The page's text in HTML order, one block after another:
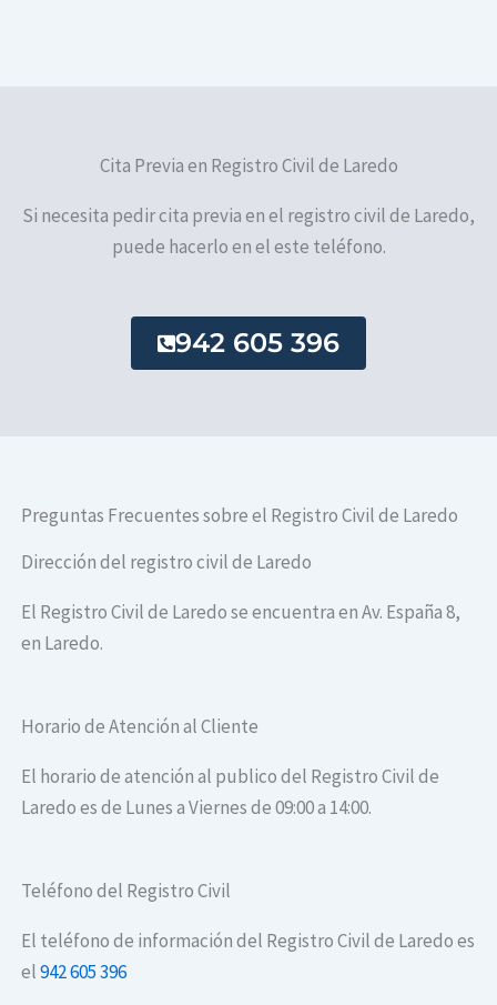
Cita Previa en Registro Civil de Laredo
Si necesita pedir cita previa en el registro civil de Laredo,
puede hacerlo en el este teléfono.
942 605 396
Preguntas Frecuentes sobre el Registro Civil de Laredo
Dirección del registro civil de Laredo
El Registro Civil de Laredo se encuentra en Av. España 8,
en Laredo.
Horario de Atención al Cliente
El horario de atención al publico del Registro Civil de
Laredo es de Lunes a Viernes de 09:00 a 14:00.
Teléfono del Registro Civil
El teléfono de información del Registro Civil de Laredo es
el942 605 396